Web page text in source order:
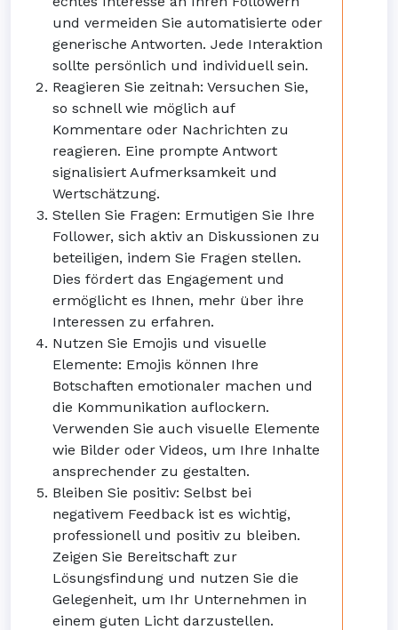
und vermeiden Sie automatisierte oder
generische Antworten. Jede Interaktion
sollte persönlich und individuell sein.
Reagieren Sie zeitnah: Versuchen Sie,
so schnell wie möglich auf
Kommentare oder Nachrichten zu
reagieren. Eine prompte Antwort
signalisiert Aufmerksamkeit und
Wertschätzung.
Stellen Sie Fragen: Ermutigen Sie Ihre
Follower, sich aktiv an Diskussionen zu
beteiligen, indem Sie Fragen stellen.
Dies fördert das Engagement und
ermöglicht es Ihnen, mehr über ihre
Interessen zu erfahren.
Nutzen Sie Emojis und visuelle
Elemente: Emojis können Ihre
Botschaften emotionaler machen und
die Kommunikation auflockern.
Verwenden Sie auch visuelle Elemente
wie Bilder oder Videos, um Ihre Inhalte
ansprechender zu gestalten.
Bleiben Sie positiv: Selbst bei
negativem Feedback ist es wichtig,
professionell und positiv zu bleiben.
Zeigen Sie Bereitschaft zur
Lösungsfindung und nutzen Sie die
Gelegenheit, um Ihr Unternehmen in
einem guten Licht darzustellen.